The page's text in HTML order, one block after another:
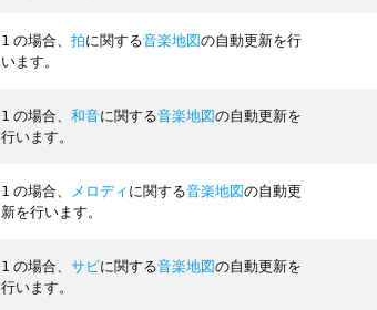
1 の場合、拍に関する音楽地図の自動更新を行
います。
1 の場合、和音に関する音楽地図の自動更新を
行います。
1 の場合、 メロディに関する音楽地図の自動更
新を行います。
1 の場合、サビに関する音楽地図の自動更新を
行います。